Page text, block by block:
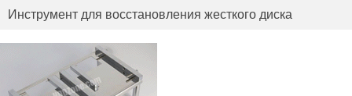
Инструмент для восстановления жесткого диска